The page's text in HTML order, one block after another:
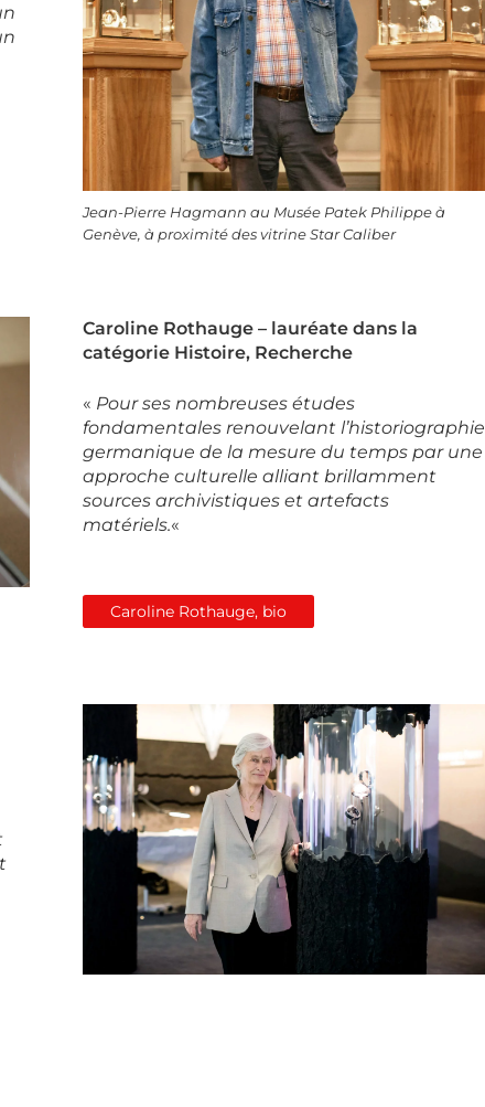
Jean-Pierre Hagmann au Musée Patek Philippe à
Genève, à proximité des vitrine Star Caliber
Caroline Rothauge – lauréate dans la
catégorie Histoire, Recherche
« Pour ses nombreuses études
fondamentales renouvelant l’historiographie
germanique de la mesure du temps par une
approche culturelle alliant brillamment
sources archivistiques et artefacts
matériels.«
Caroline Rothauge, bio